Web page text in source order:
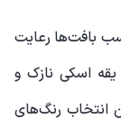
بافت‌ها رعایت
اسکی نازک و
انتخاب رنگ‌های